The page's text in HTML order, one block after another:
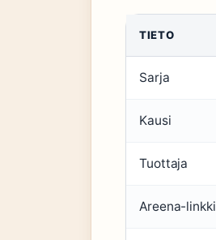
TIETO
Sarja
Kausi
Tuottaja
Areena-linkki